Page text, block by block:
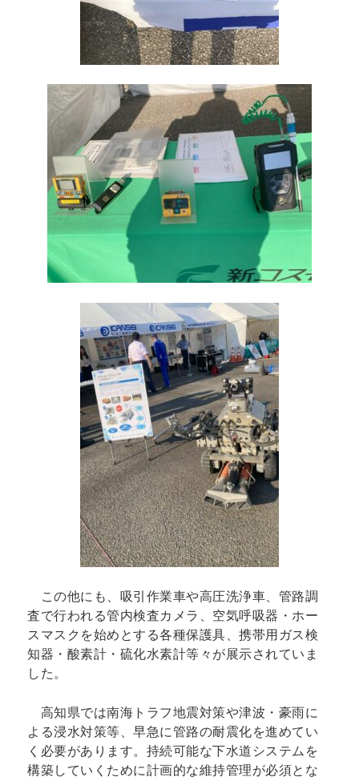
この他にも、吸引作業車や高圧洗浄車、管路調
査で行われる管内検査カメラ、空気呼吸器・ホー
スマスクを始めとする各種保護具、携帯用ガス検
知器・酸素計・硫化水素計等々が展示されていま
した。
高知県では南海トラフ地震対策や津波・豪雨に
よる浸水対策等、早急に管路の耐震化を進めてい
く必要があります。持続可能な下水道システムを
構築していくために計画的な維持管理が必須とな